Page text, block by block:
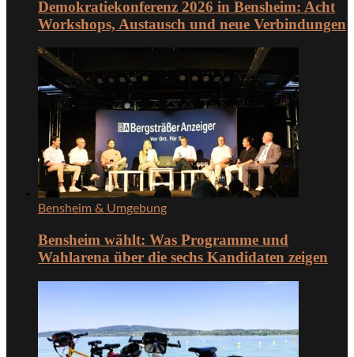
Demokratiekonferenz 2026 in Bensheim: Acht
Workshops, Austausch und neue Verbindungen
Bensheim & Umgebung
Bensheim wählt: Was Programme und
Wahlarena über die sechs Kandidaten zeigen